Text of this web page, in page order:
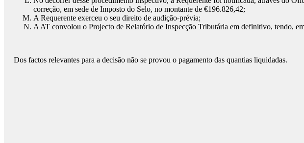
correção, em sede de Imposto do Selo, no montante de €196.826,42;
A Requerente exerceu o seu direito de audição-prévia;
A AT convolou o Projecto de Relatório de Inspecção Tributária em definitivo, tendo,
Dos factos relevantes para a decisão não se provou o pagamento das quantias liquidadas.